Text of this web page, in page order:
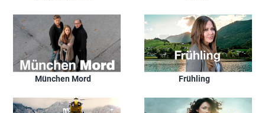
München Mord Frühling